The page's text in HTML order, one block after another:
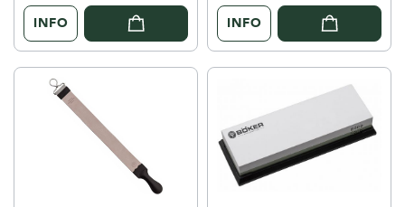
INFO INFO